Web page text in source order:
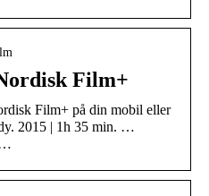
Film+
Film+ på din mobil eller
2015 | 1h 35 min. …
…